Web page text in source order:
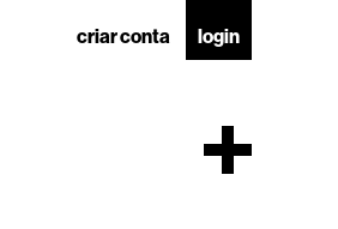
criar conta login